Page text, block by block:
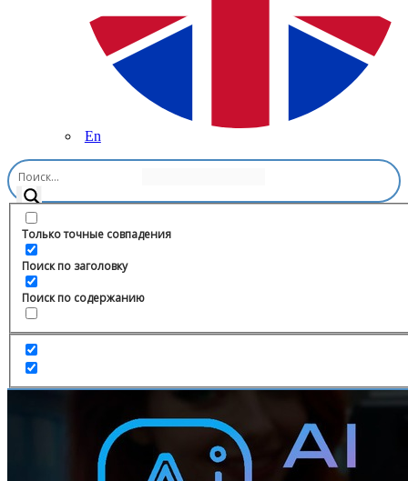
En
Только точные совпадения
Поиск по заголовку
Поиск по содержанию
Главная